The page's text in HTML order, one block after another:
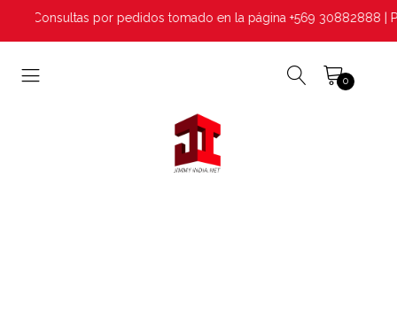
| Consultas por pedidos tomado en la página +569 30882888 |
0